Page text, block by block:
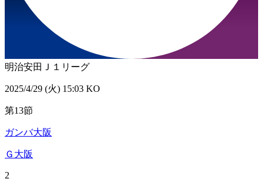
明治安田Ｊ１リーグ
2025/4/29 (火) 15:03 KO
第13節
ガンバ大阪
Ｇ大阪
2